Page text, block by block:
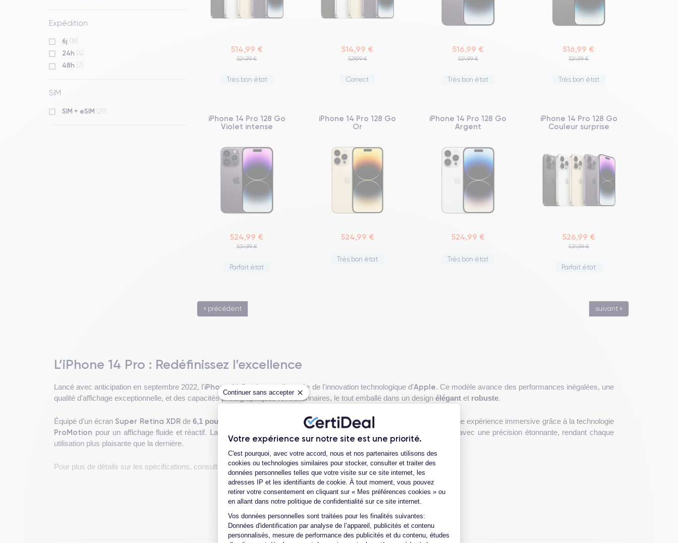
Continuer sans accepter
Votre expérience sur notre site est une priorité.
Plateforme de Gestion du Consentement : Personnalisez vos Options
C'est pourquoi, avec votre accord, nous et nos partenaires utilisons des
cookies ou technologies similaires pour stocker, consulter et traiter des
données personnelles telles que votre visite sur ce site internet, les
adresses IP et les identifiants de cookie. À tout moment, vous pouvez
retirer votre consentement en cliquant sur « Mes préférences cookies » ou
en allant dans notre politique de confidentialité sur ce site internet.
Vos données personnelles sont traitées pour les finalités suivantes:
Données d'identification par analyse de l’appareil, publicités et contenu
personnalisés, mesure de performance des publicités et du contenu, études
Axeptio consent
Expédition
6j (18)
24h (4)
48h (7)
SIM
SIM + eSIM (29)
514,99 €
524,99 €
Très bon état
514,99 €
529,99 €
Correct
516,99 €
524,99 €
Très bon état
516,99 €
524,99 €
Très bon état
iPhone 14 Pro 128 Go
Violet intense
524,99 €
534,99 €
Parfait état
iPhone 14 Pro 128 Go
Or
524,99 €
Très bon état
iPhone 14 Pro 128 Go
Argent
524,99 €
Très bon état
iPhone 14 Pro 128 Go
Couleur surprise
526,99 €
534,99 €
Parfait état
« précédent suivant »
L’iPhone 14 Pro : Redéfinissez l’excellence
Lancé avec anticipation en septembre 2022, l'iPhone 14 Pro incarne l'apogée de l'innovation technologique d'Apple. Ce modèle avance des performances inégalées, une
qualité d'affichage exceptionnelle, et des capacités photographiques révolutionnaires, le tout emballé dans un design élégant et robuste.
Équipé d'un écran Super Retina XDRde6,1 pouces , l'appareil ravit les yeux avec sa brillance et sa clarté, offrant aussi une expérience immersive grâce à la technologie
ProMotion pour un affichage fluide et réactif. La résolution de
assure que chaque détail est affiché avec une précision étonnante, rendant chaque
utilisation plus plaisante que la dernière.
Pour plus de détails sur les spécifications, consultez lafiche technique de l'iPhone 14 Pro .
allie esthétique et ergonomie pour offrir une prise en main exceptionnelle. Avec des dimensions de
appareil est conçu pour une utilisation confortable d'une seule main, malgré son écran large de6,1 pouces . Son cadre en acier inoxydable et son verre texturé lui confèrent
Voir plus